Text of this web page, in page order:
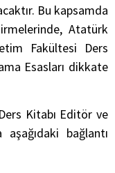
Bu kapsamda
Atatürk
Fakültesi Ders
Esasları dikkate
Kitabı Editör ve
bağlantı